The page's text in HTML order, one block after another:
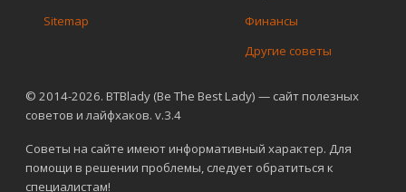
© 2014-2026. BTBlady (Be The Best Lady) — сайт полезных
советов и лайфхаков. v.3.4
Советы на сайте имеют информативный характер. Для
помощи в решении проблемы, следует обратиться к
специалистам!
Sitemap
Финансы
Другие советы